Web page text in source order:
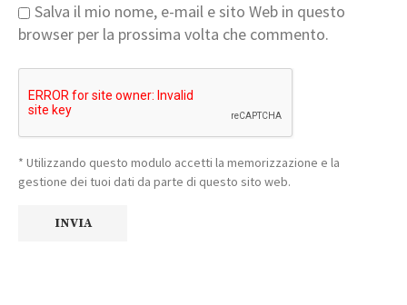
Salva il mio nome, e-mail e sito Web in questo
browser per la prossima volta che commento.
* Utilizzando questo modulo accetti la memorizzazione e la
gestione dei tuoi dati da parte di questo sito web.